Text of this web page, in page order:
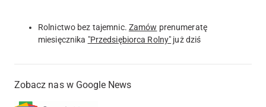
Rolnictwo bez tajemnic. Zamów prenumeratę
miesięcznika "Przedsiębiorca Rolny" już dziś
Zobacz nas w Google News